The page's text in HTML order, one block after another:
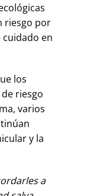
riesgo por
cuidado en
los
riesgo
varios
y la
a